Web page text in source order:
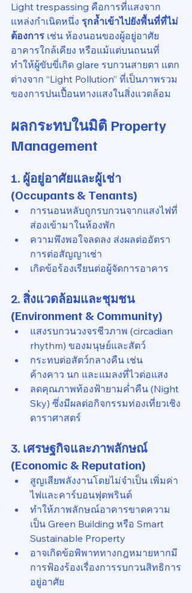
Light trespassing คือการที่แสงจาก
แหล่งกำเนิดหนึ่ง รุกล้ำเข้าไปยังพื้นที่ที่ไม่
ต้องการ เช่น ห้องนอนของผู้อยู่อาศัย
อาคารใกล้เคียง หรือแม้แต่บนถนนที่
ทำให้ผู้ขับขี่เกิด glare รบกวนสายตา แตก
ต่างจาก “Light Pollution” ที่เป็นภาพรวม
ของการปนเปื้อนทางแสงในสิ่งแวดล้อม
ผลกระทบในมิติ Property
Management
1. ผู้อยู่อาศัยและผู้เช่า
(Occupants & Tenants)
การนอนหลับถูกรบกวนจากแสงไฟที่
ส่องเข้ามาในห้องพัก
ความพึงพอใจลดลง ส่งผลต่ออัตรา
การต่อสัญญาเช่า
เกิดข้อร้องเรียนต่อผู้จัดการอาคาร
2. สิ่งแวดล้อมและชุมชน
(Environment & Community)
แสงรบกวนวงจรชีวภาพ (circadian
rhythm) ของมนุษย์และสัตว์
กระทบต่อสัตว์กลางคืน เช่น
ค้างคาว นก และแมลงที่ไวต่อแสง
ลดคุณภาพท้องฟ้ายามค่ำคืน (Night
Sky) ซึ่งมีผลต่อกิจกรรมท่องเที่ยวเชิง
ดาราศาสตร์
3. เศรษฐกิจและภาพลักษณ์
(Economic & Reputation)
สูญเสียพลังงานโดยไม่จำเป็น เพิ่มค่า
ไฟและคาร์บอนฟุตพรินต์
ทำให้ภาพลักษณ์อาคารขาดความ
เป็น Green Building หรือ Smart
Sustainable Property
อาจเกิดข้อพิพาททางกฎหมายหากมี
การฟ้องร้องเรื่องการรบกวนสิทธิการ
อยู่อาศัย